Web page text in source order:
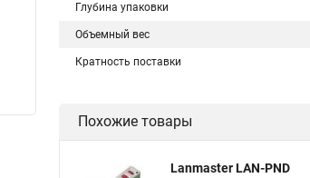
Глубина упаковки
Объемный вес
Кратность поставки
Похожие товары
Lanmaster LAN-PND